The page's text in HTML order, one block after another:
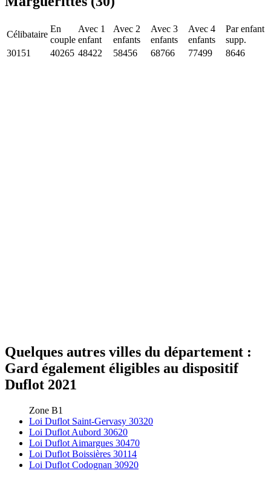
Célibataire
En
couple
Avec 1
enfant
Avec 2
enfants
Avec 3
enfants
Avec 4
enfants
Par enfant
supp.
30151
40265 48422 58456 68766 77499 8646
Quelques autres villes du département :
Gard également éligibles au dispositif
Duflot 2021
Zone B1
Loi Duflot Saint-Gervasy 30320
Loi Duflot Aubord 30620
Loi Duflot Aimargues 30470
Loi Duflot Boissières 30114
Loi Duflot Codognan 30920